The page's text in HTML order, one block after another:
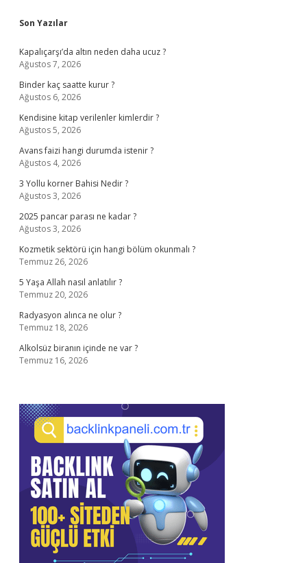
Sidebar
Son Yazılar
Kapalıçarşı’da altın neden daha ucuz ?
Ağustos 7, 2026
Binder kaç saatte kurur ?
Ağustos 6, 2026
Kendisine kitap verilenler kimlerdir ?
Ağustos 5, 2026
Avans faizi hangi durumda istenir ?
Ağustos 4, 2026
3 Yollu korner Bahisi Nedir ?
Ağustos 3, 2026
2025 pancar parası ne kadar ?
Ağustos 3, 2026
Kozmetik sektörü için hangi bölüm okunmalı ?
Temmuz 26, 2026
5 Yaşa Allah nasıl anlatılır ?
Temmuz 20, 2026
Radyasyon alınca ne olur ?
Temmuz 18, 2026
Alkolsüz biranın içinde ne var ?
Temmuz 16, 2026